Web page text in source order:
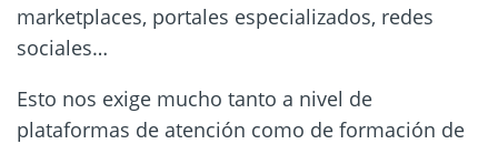
marketplaces, portales especializados, redes
sociales…
Esto nos exige mucho tanto a nivel de
plataformas de atención como de formación de